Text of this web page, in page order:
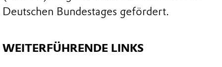
Deutschen Bundestages gefördert.
WEITERFÜHRENDE LINKS